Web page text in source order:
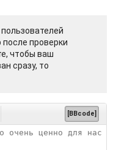
проверки
чтобы ваш
сразу, то
[BBcode]